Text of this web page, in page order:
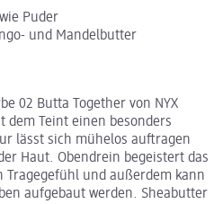
Puder
und Mandelbutter
02 Butta Together von NYX
dem Teint einen besonders
lässt sich mühelos auftragen
Haut. Obendrein begeistert das
Tragegefühl und außerdem kann
aufgebaut werden. Sheabutter